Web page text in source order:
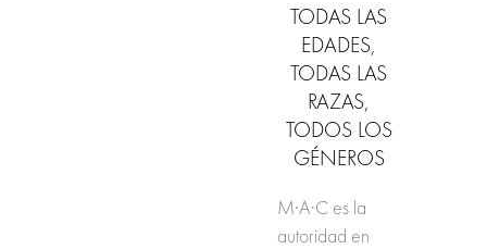
TODAS LAS
EDADES,
TODAS LAS
RAZAS,
TODOS LOS
GÉNEROS
M·A·C es la
autoridad en